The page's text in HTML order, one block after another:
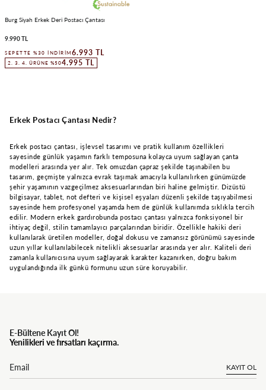
Burg Siyah Erkek Deri Postacı Çantası
9.990 TL
SEPETTE %30 İNDIRIM 6.993 TL
2. 3. 4. ÜRÜNE %504.995 TL
Erkek Postacı Çantası Nedir?
Erkek postacı çantası, işlevsel tasarımı ve pratik kullanım özellikleri
sayesinde günlük yaşamın farklı temposuna kolayca uyum sağlayan çanta
modelleri arasında yer alır. Tek omuzdan çapraz şekilde taşınabilen bu
tasarım, geçmişte yalnızca evrak taşımak amacıyla kullanılırken günümüzde
şehir yaşamının vazgeçilmez aksesuarlarından biri haline gelmiştir. Dizüstü
bilgisayar, tablet, not defteri ve kişisel eşyaları düzenli şekilde taşıyabilmesi
sayesinde hem profesyonel yaşamda hem de günlük kullanımda sıklıkla tercih
edilir. Modern erkek gardırobunda postacı çantası yalnızca fonksiyonel bir
ihtiyaç değil, stilin tamamlayıcı parçalarından biridir. Özellikle hakiki deri
kullanılarak üretilen modeller, doğal dokusu ve zamansız görünümü sayesinde
uzun yıllar kullanılabilecek nitelikli aksesuarlar arasında yer alır. Kaliteli deri
zamanla kullanıcısına uyum sağlayarak karakter kazanırken, doğru bakım
uygulandığında ilk günkü formunu uzun süre koruyabilir.
E-Bültene Kayıt Ol!
Yenilikleri ve fırsatları kaçırma.
KAYIT OL